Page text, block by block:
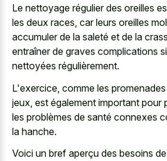
Le nettoyage régulier des oreilles
les deux races, car leurs oreilles
accumuler de la saleté et de la
entraîner de graves complications
nettoyées régulièrement.
L'exercice, comme les
jeux, est également important pour
les problèmes de santé connexes
la hanche.
Voici un bref aperçu des besoins